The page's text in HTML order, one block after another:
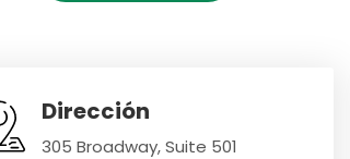
Dirección
305 Broadway, Suite 501